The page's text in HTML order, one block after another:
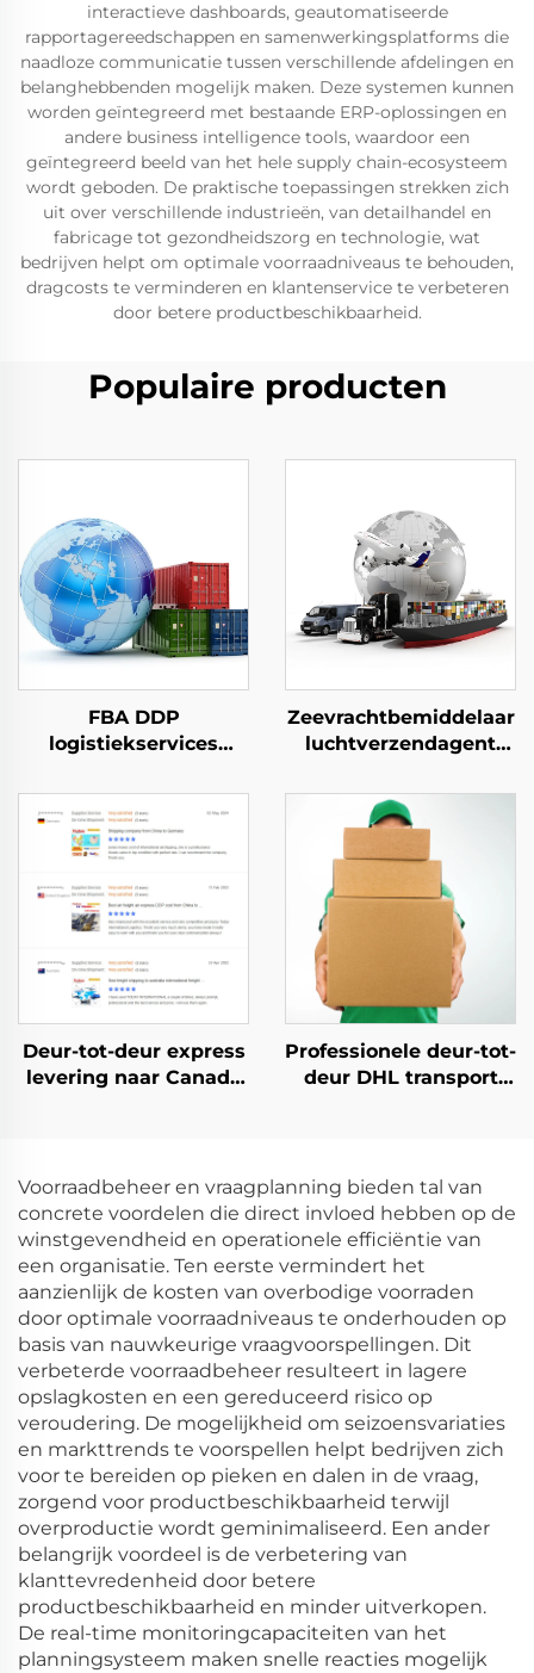
interactieve dashboards, geautomatiseerde
rapportagereedschappen en samenwerkingsplatforms die
naadloze communicatie tussen verschillende afdelingen en
belanghebbenden mogelijk maken. Deze systemen kunnen
worden geïntegreerd met bestaande ERP-oplossingen en
andere business intelligence tools, waardoor een
geïntegreerd beeld van het hele supply chain-ecosysteem
wordt geboden. De praktische toepassingen strekken zich
uit over verschillende industrieën, van detailhandel en
fabricage tot gezondheidszorg en technologie, wat
bedrijven helpt om optimale voorraadniveaus te behouden,
dragcosts te verminderen en klantenservice te verbeteren
door betere productbeschikbaarheid.
Populaire producten
FBA DDP
logistiekservices
FedEx express
verzendagent
vrachtbemiddelaar
Zeevrachtbemiddelaar
luchtverzendagent
tot-deur bezorging
DHL FedEx
logistiekservices
Deur-tot-deur express
levering naar Canada
van China naar
Canada DDP
Professionele deur-tot-
deur DHL transport
vrachtbemiddelaar
verzendagent
Voorraadbeheer en vraagplanning bieden tal van
concrete voordelen die direct invloed hebben op de
winstgevendheid en operationele efficiëntie van
een organisatie. Ten eerste vermindert het
aanzienlijk de kosten van overbodige voorraden
door optimale voorraadniveaus te onderhouden op
basis van nauwkeurige vraagvoorspellingen. Dit
verbeterde voorraadbeheer resulteert in lagere
opslagkosten en een gereduceerd risico op
veroudering. De mogelijkheid om seizoensvariaties
en markttrends te voorspellen helpt bedrijven zich
voor te bereiden op pieken en dalen in de vraag,
zorgend voor productbeschikbaarheid terwijl
overproductie wordt geminimaliseerd. Een ander
belangrijk voordeel is de verbetering van
klanttevredenheid door betere
productbeschikbaarheid en minder uitverkopen.
De real-time monitoringcapaciteiten van het
planningsysteem maken snelle reacties mogelijk